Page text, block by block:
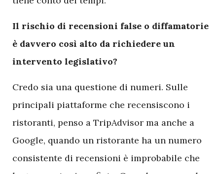
Il rischio di recensioni false o diffamatorie
è davvero così alto da richiedere un
intervento legislativo?
Credo sia una questione di numeri. Sulle
principali piattaforme che recensiscono i
ristoranti, penso a TripAdvisor ma anche a
Google, quando un ristorante ha un numero
consistente di recensioni è improbabile che